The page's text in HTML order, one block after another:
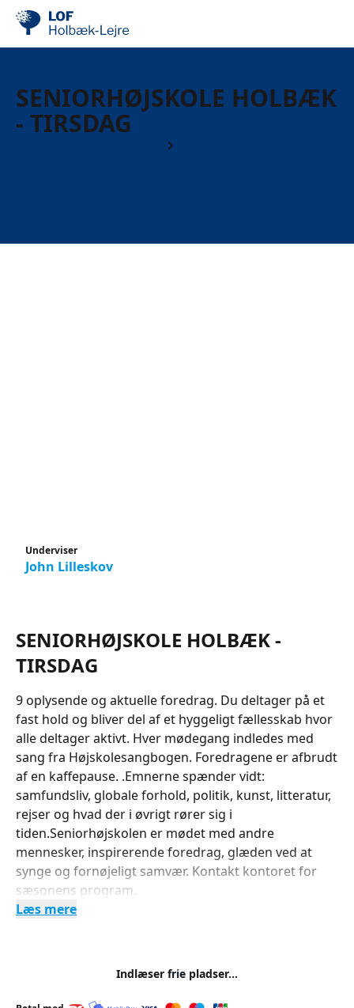
SENIORHØJSKOLE HOLBÆK
- TIRSDAG
Underviser
John Lilleskov
SENIORHØJSKOLE HOLBÆK -
TIRSDAG
9 oplysende og aktuelle foredrag. Du deltager på et
fast hold og bliver del af et hyggeligt fællesskab hvor
alle deltager aktivt. Hver mødegang indledes med
sang fra Højskolesangbogen. Foredragene er afbrudt
af en kaffepause. .Emnerne spænder vidt:
samfundsliv, globale forhold, politik, kunst, litteratur,
rejser og hvad der i øvrigt rører sig i
tiden.Seniorhøjskolen er mødet med andre
mennesker, inspirerende foredrag, glæden ved at
synge og fornøjeligt samvær. Kontakt kontoret for
sæsonens program.
Læs mere
Indlæser frie pladser...